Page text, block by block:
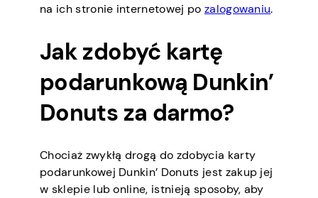
na ich stronie internetowej po zalogowaniu.
Jak zdobyć kartę
podarunkową Dunkin’
Donuts za darmo?
Chociaż zwykłą drogą do zdobycia karty
podarunkowej Dunkin’ Donuts jest zakup jej
w sklepie lub online, istnieją sposoby, aby